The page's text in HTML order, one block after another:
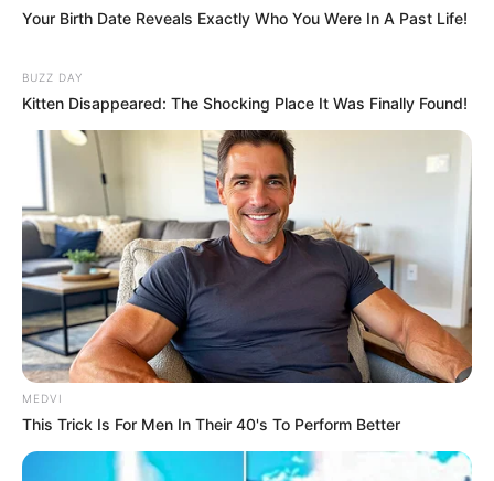
Your Birth Date Reveals Exactly Who You Were In A Past Life!
BUZZ DAY
Kitten Disappeared: The Shocking Place It Was Finally Found!
MEDVI
This Trick Is For Men In Their 40's To Perform Better